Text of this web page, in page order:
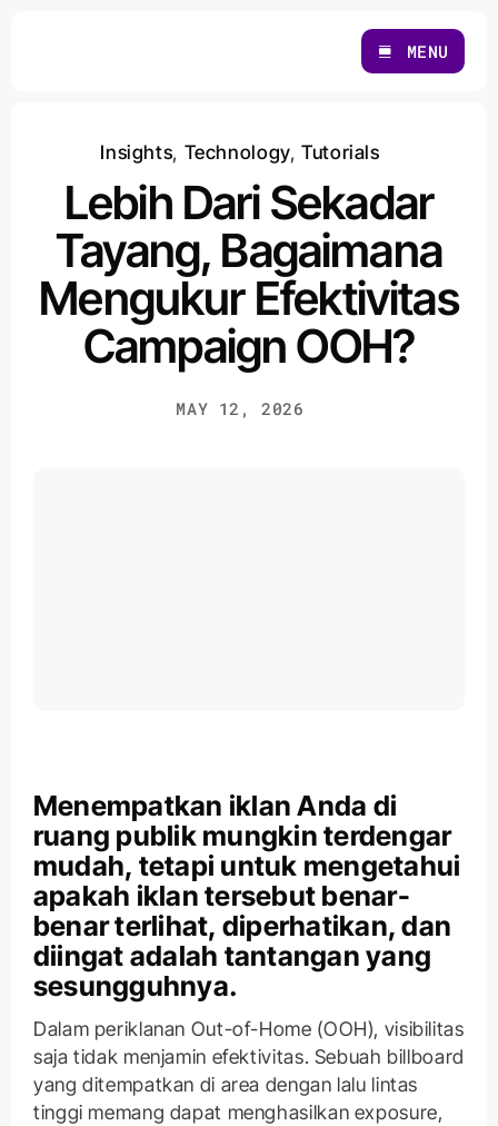
MENU
Insights, Technology,Tutorials
Lebih Dari Sekadar
Tayang, Bagaimana
Mengukur Efektivitas
Campaign OOH?
MAY 12, 2026
Menempatkan iklan Anda di
ruang publik mungkin terdengar
mudah, tetapi untuk mengetahui
apakah iklan tersebut benar-
benar terlihat, diperhatikan, dan
diingat adalah tantangan yang
sesungguhnya.
Dalam periklanan Out-of-Home (OOH), visibilitas
saja tidak menjamin efektivitas. Sebuah billboard
yang ditempatkan di area dengan lalu lintas
tinggi memang dapat menghasilkan exposure,